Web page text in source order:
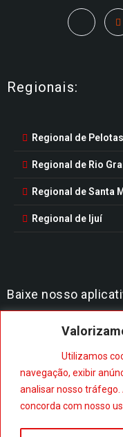
Utilizamos
navegação, exibir
analisar nosso tráfego.
concorda com nosso
Regionais:
Regional de Pelotas
Regional de Rio
Regional de Santa
Regional de Ijuí
Baixe nosso